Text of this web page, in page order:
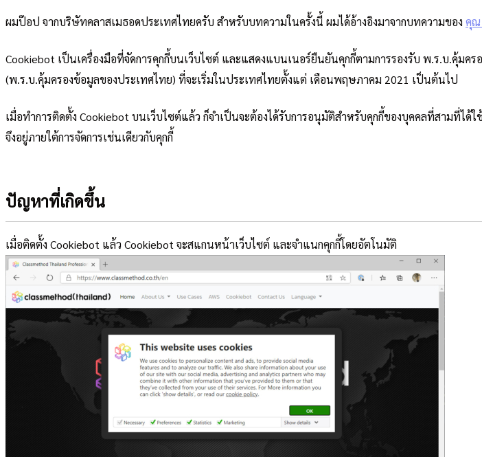
ผมป๊อป จากบริษัทคลาสเมธอดประเทศไทยครับ สำหรับบทความในครั้งนี้ ผมได้อ้างอิงมาจากบทความของ คุณ
Cookiebot เป็นเครื่องมือที่จัดการคุกกี้บนเว็บไซต์ และแสดงแบนเนอร์ยืนยันคุกกี้ตามการรองรับ พ.ร.บ.คุ้มค
(พ.ร.บ.คุ้มครองข้อมูลของประเทศไทย) ที่จะเริ่มในประเทศไทยตั้งแต่ เดือนพฤษภาคม 2021 เป็นต้นไป
เมื่อทำการติดตั้ง Cookiebot บนเว็บไซต์แล้ว ก็จำเป็นจะต้องได้รับการอนุมัติสำหรับคุกกี้ของบุคคลที่สามที่ได้ใ
จึงอยู่ภายใต้การจัดการเช่นเดียวกับคุกกี้
ปัญหาที่เกิดขึ้น
เมื่อติดตั้ง Cookiebot แล้ว Cookiebot จะสแกนหน้าเว็บไซต์ และจำแนกคุกกี้โดยอัตโนมัติ